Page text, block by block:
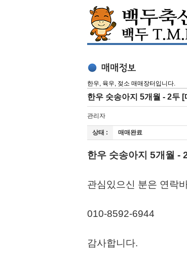
한우, 육우, 젖소 매매장터입니다.
한우 숫송아지 5개월 - 2두 [
관리자
상태 : 매매완료
한우 숫송아지 5개월 -
관심있으신 분은 연락
010-8592-6944
감사합니다.